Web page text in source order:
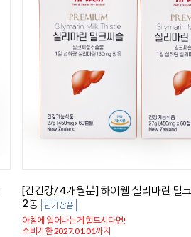
[간건강/ 4개월분] 하이웰 실리마린 밀
2통
아침에 일어나는게 힘드시다면!
소비기한 2027.01.01까지